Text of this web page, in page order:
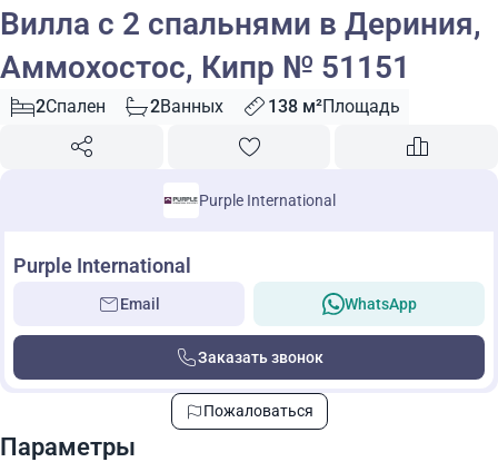
Вилла с 2 спальнями в Дериния,
Аммохостос, Кипр № 51151
2Спален 2Ванных 138 м²Площадь
Purple International
Purple International
Email WhatsApp
Заказать звонок
Пожаловаться
Параметры